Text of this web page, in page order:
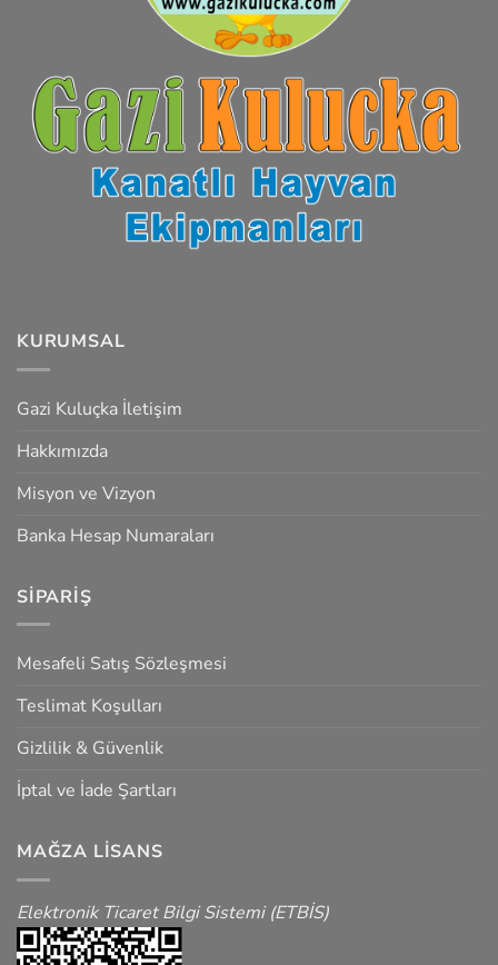
KURUMSAL
Gazi Kuluçka İletişim
Hakkımızda
Misyon ve Vizyon
Banka Hesap Numaraları
SIPARIŞ
Mesafeli Satış Sözleşmesi
Teslimat Koşulları
Gizlilik & Güvenlik
İptal ve İade Şartları
MAĞZA LISANS
Elektronik Ticaret Bilgi Sistemi (ETBİS)